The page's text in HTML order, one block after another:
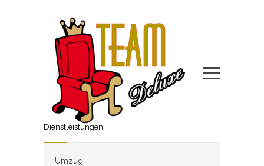
Dienstleistungen
Umzug